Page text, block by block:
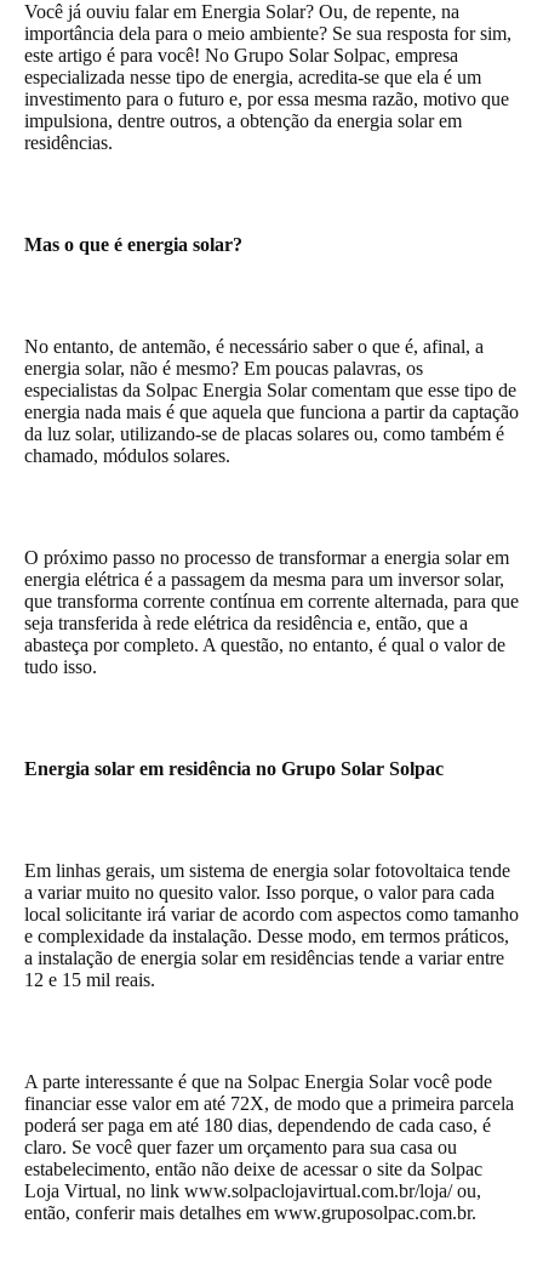
Você já ouviu falar em Energia Solar? Ou, de repente, na
importância dela para o meio ambiente? Se sua resposta for sim,
este artigo é para você! No Grupo Solar Solpac, empresa
especializada nesse tipo de energia, acredita-se que ela é um
investimento para o futuro e, por essa mesma razão, motivo que
impulsiona, dentre outros, a obtenção da energia solar em
residências.
Mas o que é energia solar?
No entanto, de antemão, é necessário saber o que é, afinal, a
energia solar, não é mesmo? Em poucas palavras, os
especialistas da Solpac Energia Solar comentam que esse tipo de
energia nada mais é que aquela que funciona a partir da captação
da luz solar, utilizando-se de placas solares ou, como também é
chamado, módulos solares.
O próximo passo no processo de transformar a energia solar em
energia elétrica é a passagem da mesma para um inversor solar,
que transforma corrente contínua em corrente alternada, para que
seja transferida à rede elétrica da residência e, então, que a
abasteça por completo. A questão, no entanto, é qual o valor de
tudo isso.
Energia solar em residência no Grupo Solar Solpac
Em linhas gerais, um sistema de energia solar fotovoltaica tende
a variar muito no quesito valor. Isso porque, o valor para cada
local solicitante irá variar de acordo com aspectos como tamanho
e complexidade da instalação. Desse modo, em termos práticos,
a instalação de energia solar em residências tende a variar entre
12 e 15 mil reais.
A parte interessante é que na Solpac Energia Solar você pode
financiar esse valor em até 72X, de modo que a primeira parcela
poderá ser paga em até 180 dias, dependendo de cada caso, é
claro. Se você quer fazer um orçamento para sua casa ou
estabelecimento, então não deixe de acessar o site da Solpac
Loja Virtual, no link www.solpaclojavirtual.com.br/loja/ou,
então, conferir mais detalhes em www.gruposolpac.com.br.